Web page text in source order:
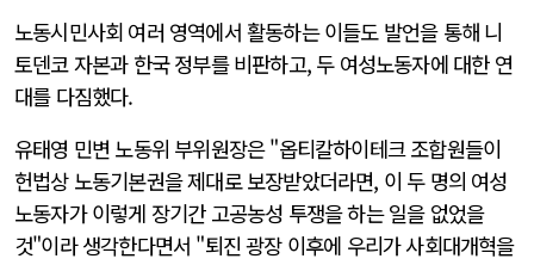
노동시민사회 여러 영역에서 활동하는 이들도 발언을 통해 니
토덴코 자본과 한국 정부를 비판하고, 두 여성노동자에 대한 연
대를 다짐했다.
유태영 민변 노동위 부위원장은 "옵티칼하이테크 조합원들이
헌법상 노동기본권을 제대로 보장받았더라면, 이 두 명의 여성
노동자가 이렇게 장기간 고공농성 투쟁을 하는 일을 없었을
것"이라 생각한다면서 "퇴진 광장 이후에 우리가 사회대개혁을